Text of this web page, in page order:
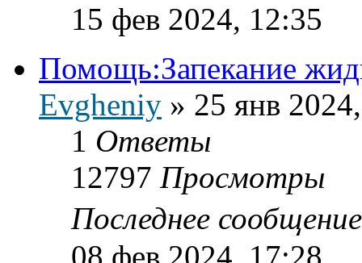
15 фев 2024, 12:35
Помощь:Запекание
Evgheniy » 25 янв
1 Ответы
12797 Просмотры
Последнее
08 фев 2024, 17:28